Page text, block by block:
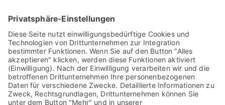
Aus­wei­tung des Risi­ko­puf­fers um 1,6 Punk­te
auf 16,2 Pro­zent. Der Anla­ge­ho­ri­zont der
Invest­ments in struk­tu­rier­te Pro­dukt liegt im
Mit­tel bei 10,7 Mona­ten und damit knapp
ober­halb des Vor­mo­nats­ni­veaus (9,8 Mona­te).
Bei der Umset­zung der Anla­ge­stra­te­gie errei­